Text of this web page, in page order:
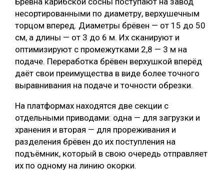
несортированными по диаметру, верхушечным
торцом вперед. Диаметры брёвен — от 15 до 50
cм, а длины — от 3 до 6 м. Их сканируют и
оптимизируют с промежутками 2,8 — 3 м на
подаче. Переработка брёвен верхушкой вперёд
даёт свои преимущества в виде более точного
выравнивания на подаче и точности обрезки.
На платформах находятся две секции с
отдельными приводами: одна — для загрузки и
хранения и вторая — для прореживания и
разделения брёвен до их поступления на
подъёмник, который в свою очередь отправляет
их по одному на линию окорки.